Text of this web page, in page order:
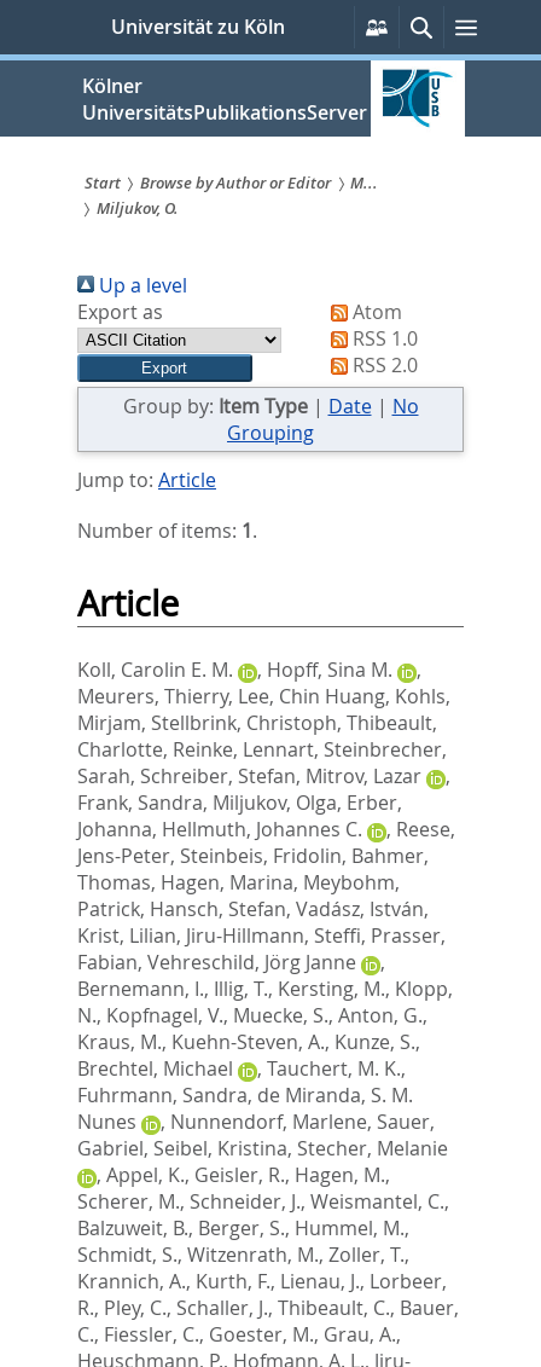
springen
Universität zu Köln
Persönliche
Services
Suche
Kölner
UniversitätsPublikationsServer
Sie
sind
hier:
Start Browse by Author or Editor
M...
Miljukov, O.
Up a level
Export as
Atom
RSS 1.0
RSS 2.0
Group by: Item Type| Date| No
Grouping
Jump to: Article
Number of items: 1.
Article
Koll, Carolin E. M. , Hopff, Sina M.
,
Meurers, Thierry, Lee, Chin Huang, Kohls,
Mirjam, Stellbrink, Christoph, Thibeault,
Charlotte, Reinke, Lennart, Steinbrecher,
Sarah, Schreiber, Stefan, Mitrov, Lazar
,
Frank, Sandra, Miljukov, Olga, Erber,
Johanna, Hellmuth, Johannes C. , Reese,
Jens-Peter, Steinbeis, Fridolin, Bahmer,
Thomas, Hagen, Marina, Meybohm,
Patrick, Hansch, Stefan, Vadász, István,
Krist, Lilian, Jiru-Hillmann, Steffi, Prasser,
Fabian, Vehreschild, Jörg Janne
,
Bernemann, I., Illig, T., Kersting, M., Klopp,
N., Kopfnagel, V., Muecke, S., Anton, G.,
Kraus, M., Kuehn-Steven, A., Kunze, S.,
Brechtel, Michael
, Tauchert, M. K.,
Fuhrmann, Sandra, de Miranda, S. M.
Nunes
, Nunnendorf, Marlene, Sauer,
Gabriel, Seibel, Kristina, Stecher, Melanie
, Appel, K., Geisler, R., Hagen, M.,
Scherer, M., Schneider, J., Weismantel, C.,
Balzuweit, B., Berger, S., Hummel, M.,
Schmidt, S., Witzenrath, M., Zoller, T.,
Krannich, A., Kurth, F., Lienau, J., Lorbeer,
R., Pley, C., Schaller, J., Thibeault, C., Bauer,
C., Fiessler, C., Goester, M., Grau, A.,
Heuschmann, P., Hofmann, A. L., Jiru-